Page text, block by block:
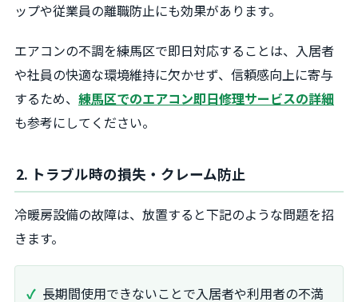
ップや従業員の離職防止にも効果があります。
エアコンの不調を練馬区で即日対応することは、入居者
や社員の快適な環境維持に欠かせず、信頼感向上に寄与
するため、 練馬区でのエアコン即日修理サービスの詳細
も参考にしてください。
2. トラブル時の損失・クレーム防止
冷暖房設備の故障は、放置すると下記のような問題を招
きます。
長期間使用できないことで入居者や利用者の不満